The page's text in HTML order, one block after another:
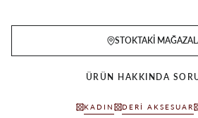
STOKTAKI
ÜRÜN HAKKINDA
KADIN DERI AKSESUAR